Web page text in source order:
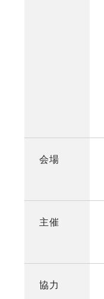
会場
主催
協力